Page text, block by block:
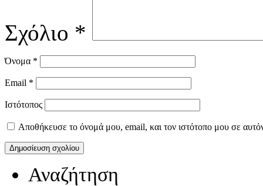
Σχόλιο *
Όνομα *
Email *
Ιστότοπος
Αποθήκευσε το όνομά μου, email, και τον ιστότοπο μου σε
Αναζήτηση